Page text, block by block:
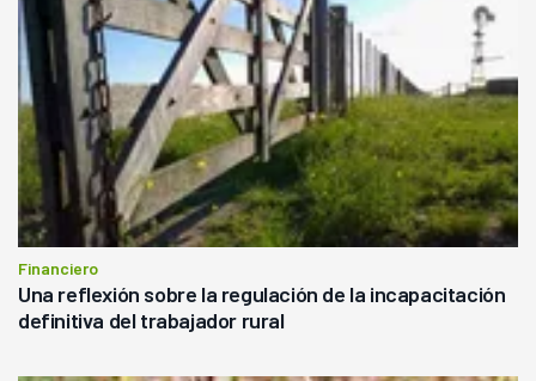
Financiero
Una reflexión sobre la regulación de la incapacitación
definitiva del trabajador rural